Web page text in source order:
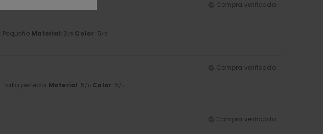
Compra verificada
: Pequeño Material: 3 /5 Color: 5/5
Compra verificada
: Talla perfecta Material: 5/5 Color: 5/5
Compra verificada